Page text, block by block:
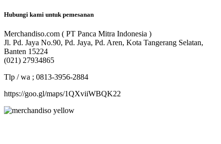
Hubungi kami untuk pemesanan
Merchandiso.com ( PT Panca Mitra Indonesia )
Jl. Pd. Jaya No.90, Pd. Jaya, Pd. Aren, Kota Tangerang Selatan,
Banten 15224
(021) 27934865
Tlp / wa ; 0813-3956-2884
https://goo.gl/maps/1QXviiWBQK22